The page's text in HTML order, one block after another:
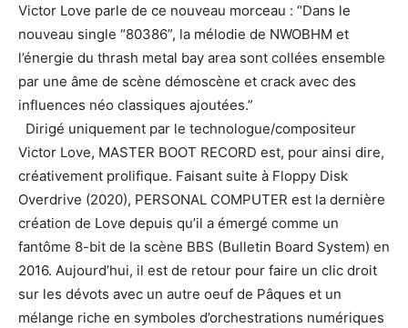
Victor Love parle de ce nouveau morceau : “Dans le
nouveau single “80386”, la mélodie de NWOBHM et
l’énergie du thrash metal bay area sont collées ensemble
par une âme de scène démoscène et crack avec des
influences néo classiques ajoutées.”
Dirigé uniquement par le technologue/compositeur
Victor Love, MASTER BOOT RECORD est, pour ainsi dire,
créativement prolifique. Faisant suite à Floppy Disk
Overdrive (2020), PERSONAL COMPUTER est la dernière
création de Love depuis qu’il a émergé comme un
fantôme 8-bit de la scène BBS (Bulletin Board System) en
2016. Aujourd’hui, il est de retour pour faire un clic droit
sur les dévots avec un autre oeuf de Pâques et un
mélange riche en symboles d’orchestrations numériques